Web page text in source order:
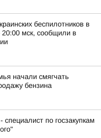
беспилотников в
мск, сообщили в
начали смягчать
бензина
по госзакупкам